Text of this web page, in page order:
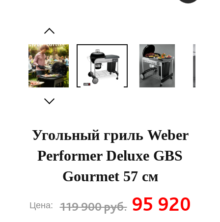
Угольный гриль Weber
Performer Deluxe GBS
Gourmet 57 см
Цена: 119 900 руб. 95 920